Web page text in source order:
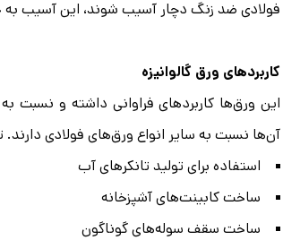
فولادی ضد زنگ دچار آسیب شوند، این آسیب
کاربردهای ورق گالوانیزه
این ورق‌ها کاربردهای فراوانی داشته و نسبت
آن‌ها نسبت به سایر انواع ورق‌های فولادی دارند.
استفاده برای تولید تانکرهای آب
ساخت کابینت‌های آشپزخانه
ساخت سقف سوله‌های گوناگون